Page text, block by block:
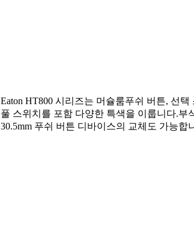
Eaton HT800 시리즈는 머슐룸푸쉬 버튼, 선택
풀 스위치를 포함 다양한 특색을 이룹니다.부
30.5mm 푸쉬 버튼 디바이스의 교체도 가능합